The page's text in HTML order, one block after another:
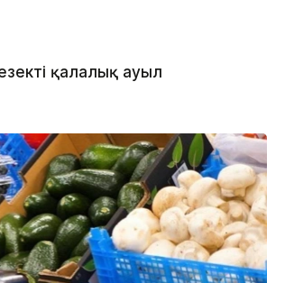
қалалық ауыл